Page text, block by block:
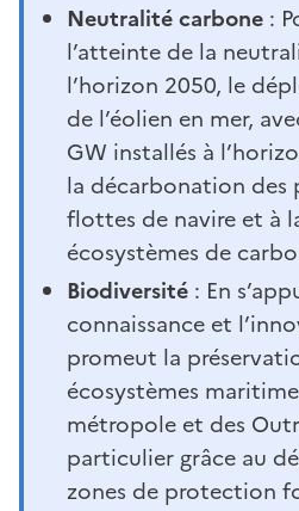
Neutralité carbone :
l’atteinte de la
l’horizon 2050, le
de l’éolien en mer,
GW installés à
la décarbonation des
flottes de navire et à
écosystèmes de
Biodiversité : En
connaissance et
promeut la
écosystèmes
métropole et des
particulier grâce au
zones de protection